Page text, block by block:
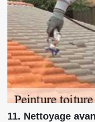
11. Nettoyage